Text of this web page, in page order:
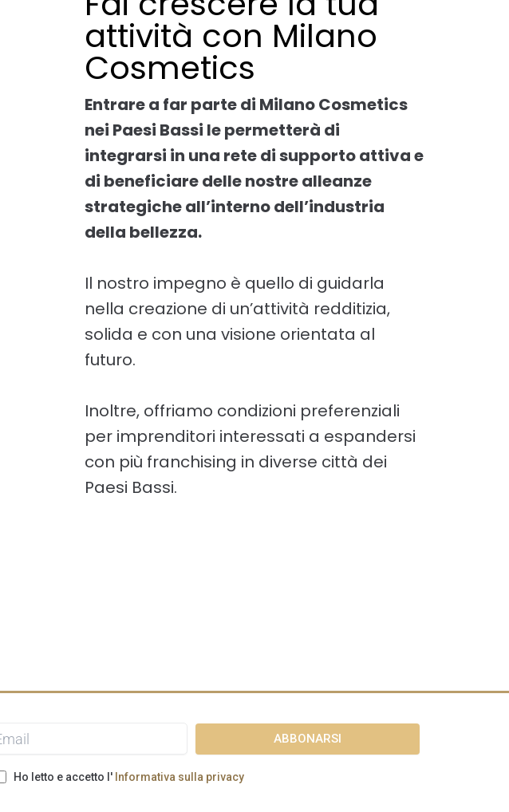
attività con Milano
Cosmetics
Entrare a far parte di Milano Cosmetics
nei Paesi Bassi le permetterà di
integrarsi in una rete di supporto attiva e
di beneficiare delle nostre alleanze
strategiche all’interno dell’industria
della bellezza.
Il nostro impegno è quello di guidarla
nella creazione di un’attività redditizia,
solida e con una visione orientata al
futuro.
Inoltre, offriamo condizioni preferenziali
per imprenditori interessati a espandersi
con più franchising in diverse città dei
Paesi Bassi.
Ho letto e accetto l' Informativa sulla privacy